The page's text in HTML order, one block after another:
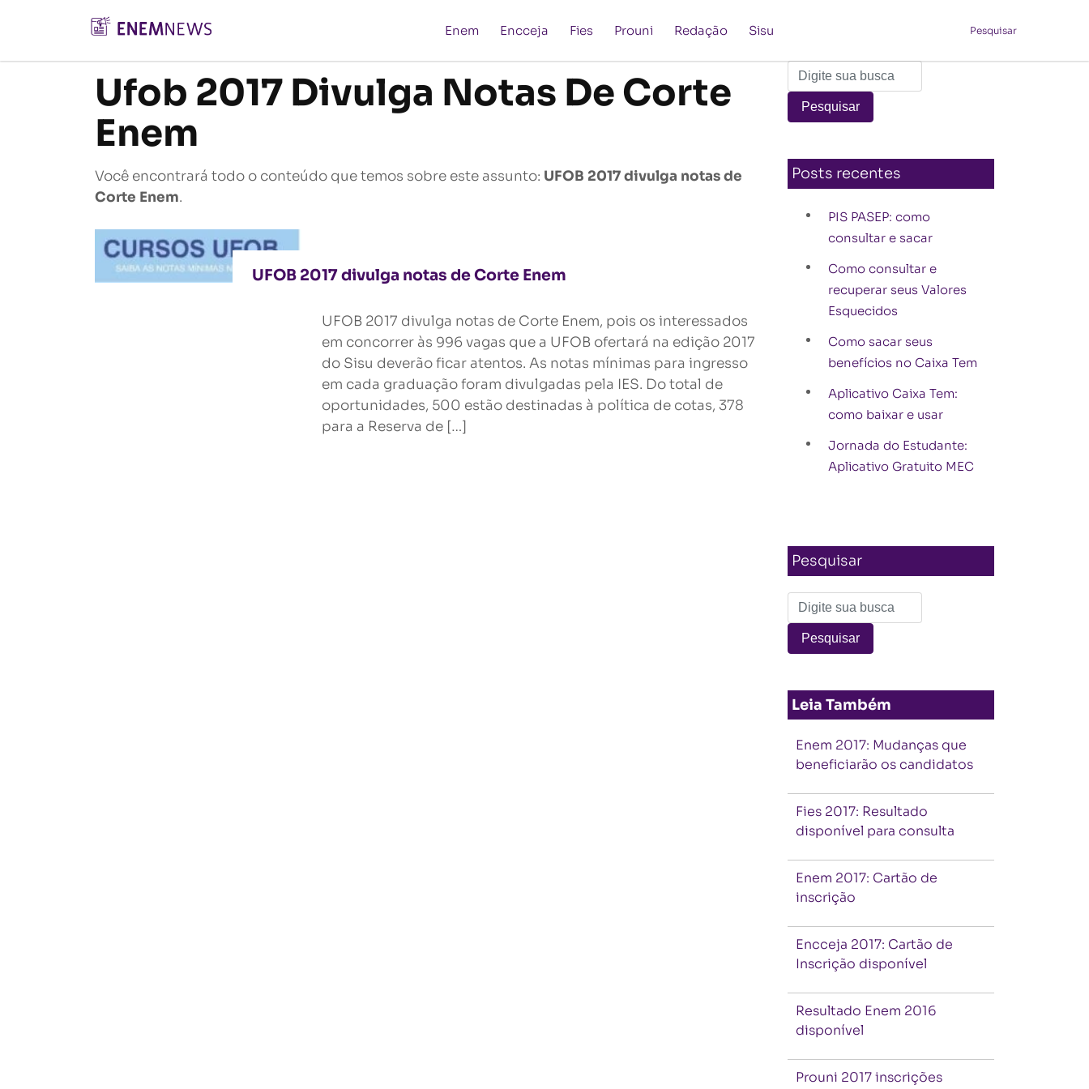
Enem Encceja Fies Prouni Redação Sisu Pesquisar
Ufob 2017 Divulga Notas De Corte
Enem
Você encontrará todo o conteúdo que temos sobre este assunto: UFOB 2017 divulga notas de
Corte Enem.
UFOB 2017 divulga notas de Corte Enem
UFOB 2017 divulga notas de Corte Enem, pois os interessados
em concorrer às 996 vagas que a UFOB ofertará na edição 2017
do Sisu deverão ficar atentos. As notas mínimas para ingresso
em cada graduação foram divulgadas pela IES. Do total de
oportunidades, 500 estão destinadas à política de cotas, 378
para a Reserva de […]
Posts recentes
PIS PASEP: como
consultar e sacar
Como consultar e
recuperar seus Valores
Esquecidos
Como sacar seus
benefícios no Caixa Tem
Aplicativo Caixa Tem:
como baixar e usar
Jornada do Estudante:
Aplicativo Gratuito MEC
Pesquisar
Leia Também
Enem 2017: Mudanças que
beneficiarão os candidatos
Fies 2017: Resultado
disponível para consulta
Enem 2017: Cartão de
inscrição
Encceja 2017: Cartão de
Inscrição disponível
Resultado Enem 2016
disponível
Prouni 2017 inscrições